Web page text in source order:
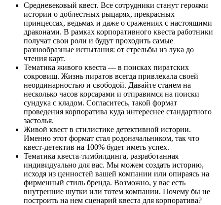
Средневековый квест. Все сотрудники станут героями
истории о доблестных рыцарях, прекрасных
принцессах, ведьмах и даже о сражениях с настоящими
драконами. В рамках корпоративного квеста работники
получат свои роли и будут проходить самые
разнообразные испытания: от стрельбы из лука до
чтения карт.
Тематика живого квеста — в поисках пиратских
сокровищ. Жизнь пиратов всегда привлекала своей
неординарностью и свободой. Давайте станем на
несколько часов корсарами и отправимся на поиски
сундука с кладом. Согласитесь, такой формат
проведения корпоратива куда интереснее стандартного
застолья.
Живой квест в стилистике детективной истории.
Именно этот формат стал родоначальником, так что
квест-детектив на 100% будет иметь успех.
Тематика квеста-тимбилдинга, разработанная
индивидуально для вас. Мы можем создать историю,
исходя из ценностей вашей компании или опираясь на
фирменный стиль бренда. Возможно, у вас есть
внутренние шутки или тотем компании. Почему бы не
построить на нем сценарий квеста для корпоратива?